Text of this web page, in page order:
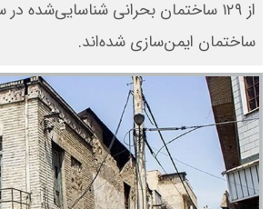
+ جدول
آغاز شد / خرید
پرداخت ۵۰۰ میلیون تومان + لینک
ساختمان ایمن‌سازی شده‌اند.